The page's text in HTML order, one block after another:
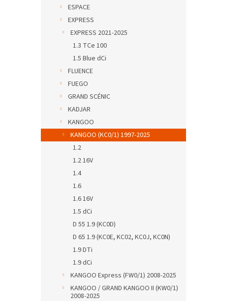
ESPACE
EXPRESS
EXPRESS 2021-2025
1.3 TCe 100
1.5 Blue dCi
FLUENCE
FUEGO
GRAND SCÉNIC
KADJAR
KANGOO
KANGOO (KC0/1) 1997-2025
1.2
1.2 16V
1.4
1.6
1.6 16V
1.5 dCi
D 55 1.9 (KC0D)
D 65 1.9 (KC0E, KC02, KC0J, KC0N)
1.9 DTi
1.9 dCi
KANGOO Express (FW0/1) 2008-2025
KANGOO / GRAND KANGOO II (KW0/1)
2008-2025